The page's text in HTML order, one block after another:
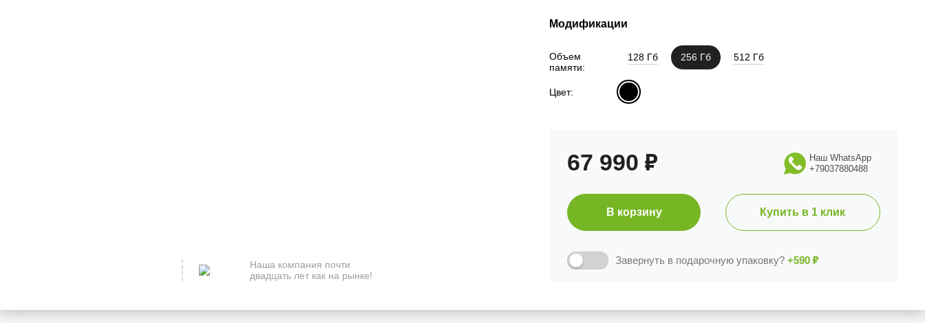
Модификации
Объем
памяти:
128 Гб 256 Гб 512 Гб
Цвет:
67 990 ₽
Наш WhatsApp
+79037880488
В корзину Купить в 1 клик
Завернуть в подарочную упаковку? +590 ₽
Наша компания почти
двадцать лет как на рынке!